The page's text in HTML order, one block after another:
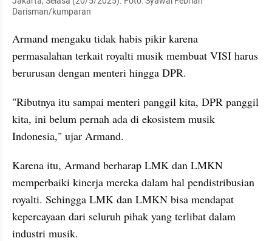
Darisman/kumparan
Armand mengaku tidak habis pikir karena
permasalahan terkait royalti musik membuat VISI harus
berurusan dengan menteri hingga DPR.
"Ributnya itu sampai menteri panggil kita, DPR panggil
kita, ini belum pernah ada di ekosistem musik
Indonesia," ujar Armand.
Karena itu, Armand berharap LMK dan LMKN
memperbaiki kinerja mereka dalam hal pendistribusian
royalti. Sehingga LMK dan LMKN bisa mendapat
kepercayaan dari seluruh pihak yang terlibat dalam
industri musik.